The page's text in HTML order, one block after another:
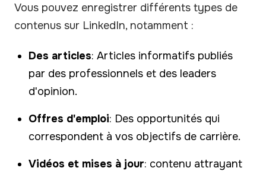
Vous pouvez enregistrer différents types de
contenus sur LinkedIn, notamment :
Des articles: Articles informatifs publiés
par des professionnels et des leaders
d'opinion.
Offres d'emploi: Des opportunités qui
correspondent à vos objectifs de carrière.
Vidéos et mises à jour: contenu attrayant